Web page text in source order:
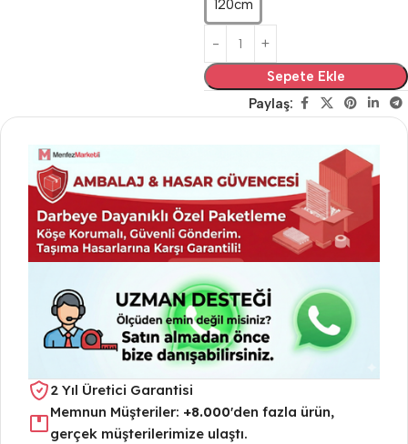
120cm
Sepete Ekle
Paylaş:
2 Yıl Üretici Garantisi
Memnun Müşteriler: +8.000'den fazla ürün,
gerçek müşterilerimize ulaştı.